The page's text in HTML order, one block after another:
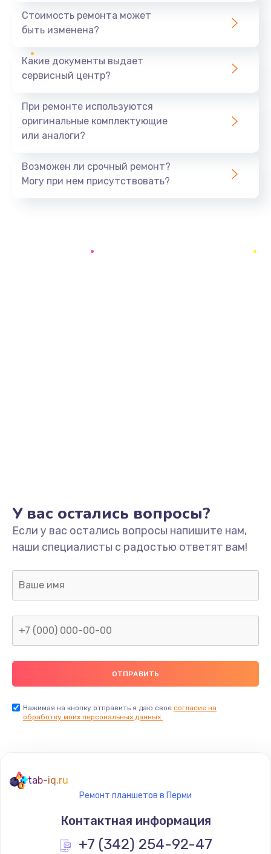
490 руб.
Замена вебкамеры
Ремонт петель крышки
Заказать
Замена оперативной памяти
690 руб.
Заказать
Замена процессора
1395 руб.
Заказать
Замена шлейфа матрицы
1160 руб.
Заказать
Стоимость ремонта может
быть изменена?
Какие документы выдает
сервисный центр?
При ремонте используются
оригинальные комплектующие
или аналоги?
Возможен ли срочный ремонт?
Могу при нем присутствовать?
У вас остались вопросы?
Если у вас остались вопросы напишите нам,
наши специалисты с радостью ответят вам!
Нажимая на кнопку отправить я даю свое согласие на
обработку моих персональных данных.
tab-iq.ru
Ремонт планшетов в Перми
Контактная информация
+7 (342) 254-92-47